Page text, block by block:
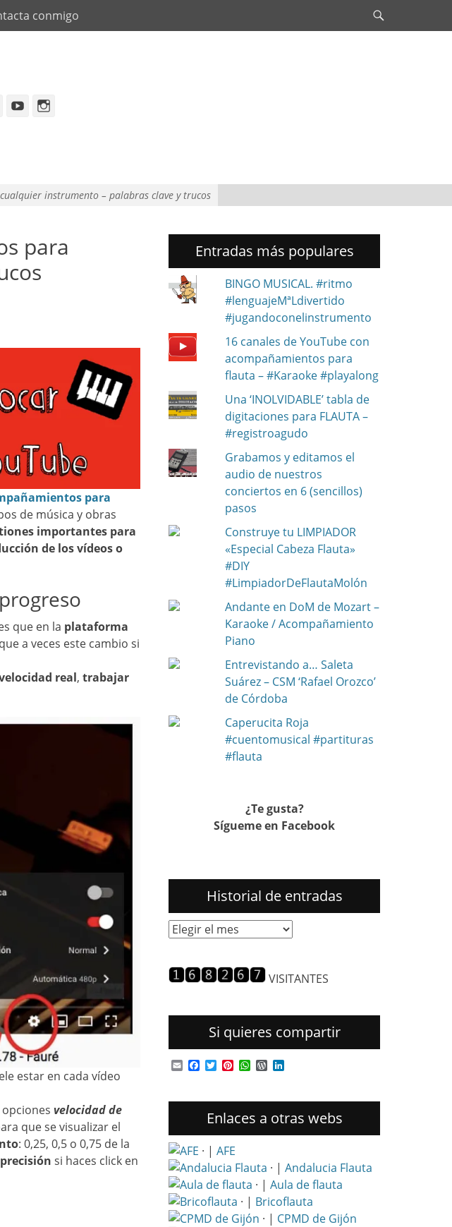
conmigo
YouTubeInstagram
instrumento – palabras clave y trucos
para
para
de música y obras
importantes para
de los vídeoso
que en la plataforma
a veces este cambio si
real, trabajar
estar en cada vídeo
velocidad de
que se visualizar el
: 0,25, 0,5 o 0,75 de la
si haces click en
Entradas más populares
BINGO MUSICAL. #ritmo
#lenguajeMªLdivertido
#jugandoconelinstrumento
16 canales de YouTube con
acompañamientos para
flauta – #Karaoke #playalong
Una ‘INOLVIDABLE’ tabla de
digitaciones para FLAUTA –
#registroagudo
Grabamos y editamos el
audio de nuestros
conciertos en 6 (sencillos)
pasos
Construye tu LIMPIADOR
«Especial Cabeza Flauta»
#DIY
#LimpiadorDeFlautaMolón
Andante en DoM de Mozart –
Karaoke / Acompañamiento
Piano
Entrevistando a… Saleta
Suárez – CSM ‘Rafael Orozco’
de Córdoba
Caperucita Roja
#cuentomusical #partituras
#flauta
¿Te gusta?
Sígueme en Facebook
Historial de entradas
Historial
VISITANTES
Si quieres compartir
EmailFacebook
TwitterPinterest
WhatsApp
WordPress
Enlaces a otras webs
· | AFE
· | Andalucia Flauta
· | Aula de flauta
· | Bricoflauta
· | CPMD de Gijón